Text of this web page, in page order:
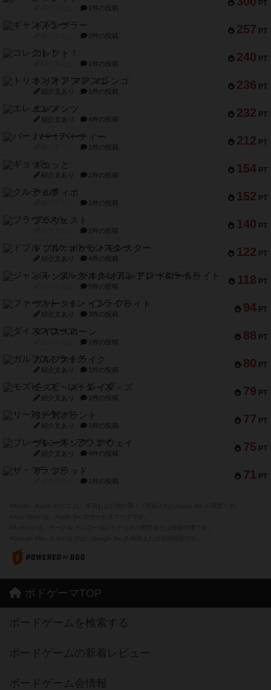
PT
1件の投稿
257 PT
ギャンブラー
2件の投稿
240 PT
コレクト！
1件の投稿
236 PT
トリオンフ ア マレンゴ
紹介文あり 1件の投稿
232 PT
エレメンツ
紹介文あり 4件の投稿
212 PT
バー！パーティー
1件の投稿
154 PT
ギョッと
紹介文あり 1件の投稿
152 PT
クルティボ
1件の投稿
140 PT
ブラヴェスト
1件の投稿
122 PT
ドブル：ポケットモンスター
紹介文あり 4件の投稿
118 PT
ジャンヌ・ダルク-オルレアン ドロー＆ライト
5件の投稿
94 PT
ファースト・イン・フライト
紹介文あり 3件の投稿
88 PT
ダイススローン
1件の投稿
80 PT
ガルフストライク
紹介文あり 1件の投稿
79 PT
モズビ－ズ・レイダ－ズ
紹介文あり 1件の投稿
77 PT
リー対グラント
紹介文あり 1件の投稿
75 PT
ブレーキング・アウェイ
紹介文あり 4件の投稿
71 PT
ザ・フラッド
1件の投稿
ボドゲーマTOP
ボードゲームを検索する
ボードゲームの新着レビュー
ボードゲーム会情報